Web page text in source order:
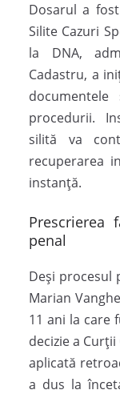
Dosarul a
Silite Cazuri
la DNA,
Cadastru, a
documentele
procedurii.
silită va
recuperarea
instanță.
Prescrierea
penal
Deși procesul
Marian
11 ani la care
decizie a
aplicată
a dus la